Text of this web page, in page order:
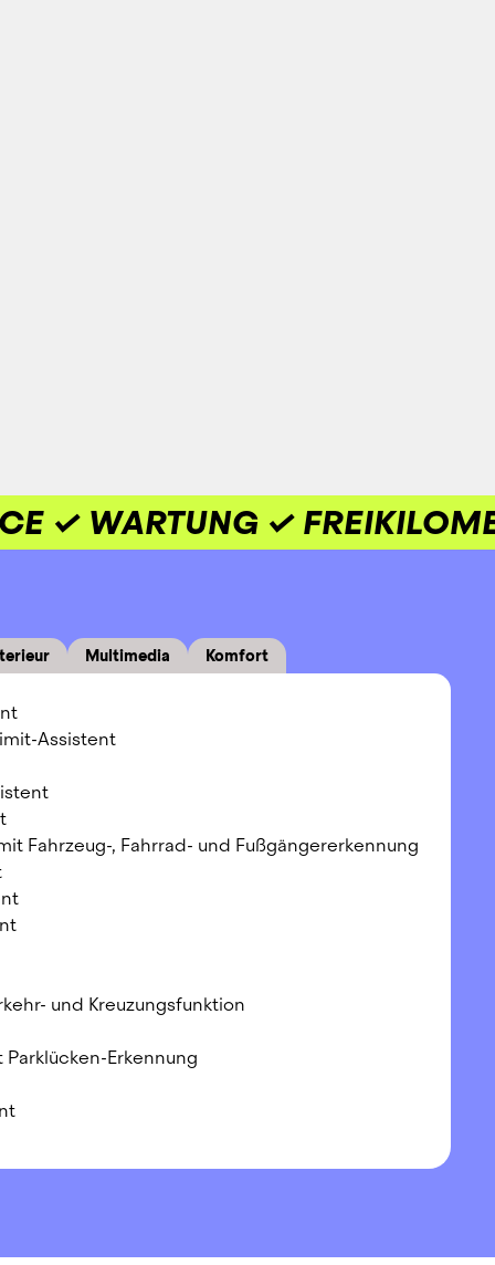
✓ WARTUNG ✓
Multimedia Komfort
Assistent
Fahrzeug-, Fahrrad- und Fußgängererkennung
und Kreuzungsfunktion
Erkennung